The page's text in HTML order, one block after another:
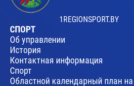
1REGIONSPORT.BY
СПОРТ
Об управлении
История
Контактная информация
Спорт
Областной календарный план на